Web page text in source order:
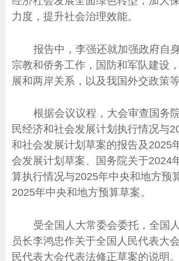
力度，提升社会治理效能。
报告中，李强还就加强政府自
宗教和侨务工作，国防和军队建设
展和两岸关系，以及我国外交政策
根据会议议程，大会审查国务
民经济和社会发展计划执行情况与
和社会发展计划草案的报告及2025
会发展计划草案、国务院关于2024
算执行情况与2025年中央和地方预
2025年中央和地方预算草案。
受全国人大常委会委托，全国
员长李鸿忠作关于全国人民代表大
民代表大会代表法修正草案的说明。